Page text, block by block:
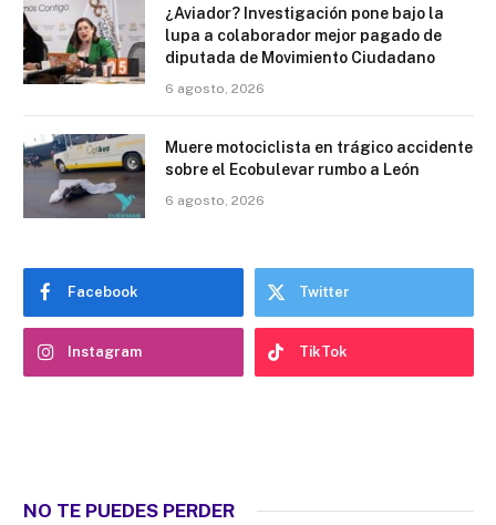
¿Aviador? Investigación pone bajo la
lupa a colaborador mejor pagado de
diputada de Movimiento Ciudadano
6 agosto, 2026
Muere motociclista en trágico accidente
sobre el Ecobulevar rumbo a León
6 agosto, 2026
Facebook Twitter
Instagram TikTok
NO TE PUEDES PERDER